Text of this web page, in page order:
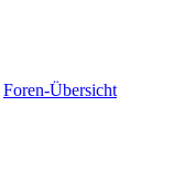
Foren-Übersicht